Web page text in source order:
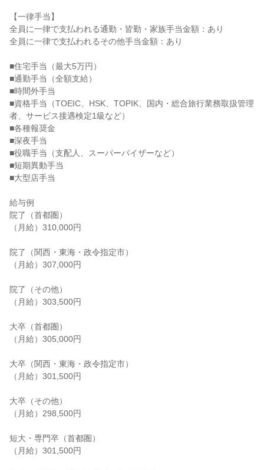
【一律手当】
全員に一律で支払われる通勤・皆勤・家族手当金額：あり
全員に一律で支払われるその他手当金額：あり
■住宅手当（最大5万円）
■通勤手当（全額支給）
■時間外手当
■資格手当（TOEIC、HSK、TOPIK、国内・総合旅行業務取扱管理
者、サービス接遇検定1級など）
■各種報奨金
■深夜手当
■役職手当（支配人、スーパーバイザーなど）
■短期異動手当
■大型店手当
給与例
院了（首都圏）
（月給）310,000円
院了（関西・東海・政令指定市）
（月給）307,000円
院了（その他）
（月給）303,500円
大卒（首都圏）
（月給）305,000円
大卒（関西・東海・政令指定市）
（月給）301,500円
大卒（その他）
（月給）298,500円
短大・専門卒（首都圏）
（月給）301,500円